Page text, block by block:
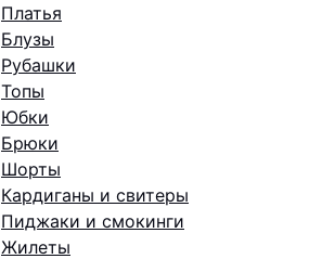
Платья
Блузы
Рубашки
Топы
Юбки
Брюки
Шорты
Кардиганы и свитеры
Пиджаки и смокинги
Жилеты